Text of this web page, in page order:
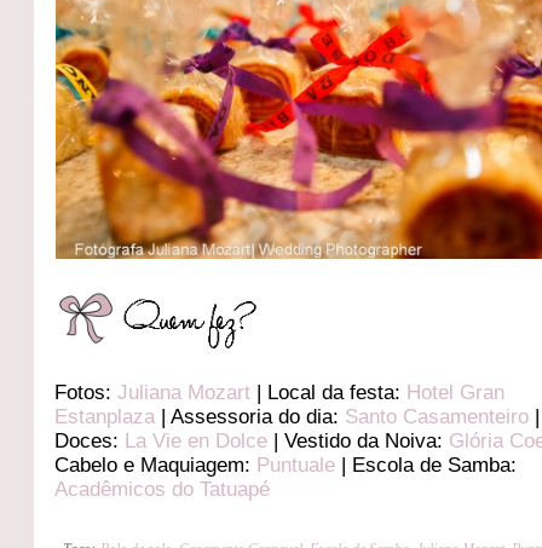
Fotos:Juliana Mozart | Local da festa: Hotel Gran
Estanplaza| Assessoria do dia: Santo Casamenteiro
Doces: La Vie en Dolce | Vestido da Noiva: Glória
Cabelo e Maquiagem: Puntuale | Escola de Samba:
Acadêmicos do Tatuapé